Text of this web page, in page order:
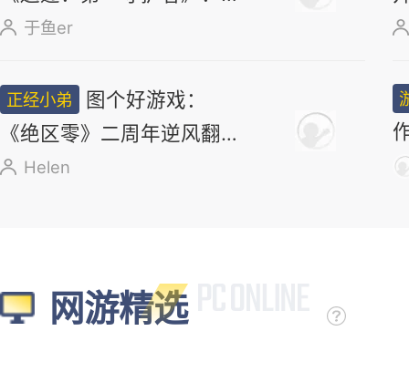
求了，别再做类魂了
于鱼er
正经小弟
图个好游戏：
《绝区零》二周年逆风翻
盘，新角色太顶了
Helen
网游精选